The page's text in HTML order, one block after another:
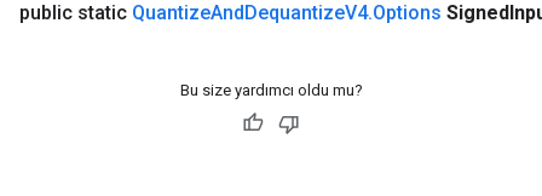
public static QuantizeAndDequantizeV4.Options Signed
Bu size yardımcı oldu mu?